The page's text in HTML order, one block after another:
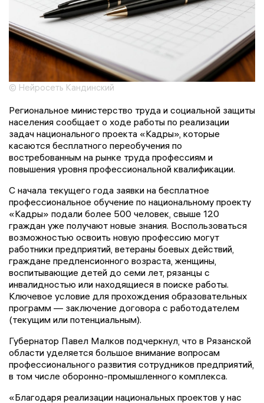
© Нейросеть Кандинский
Региональное министерство труда и социальной защиты
населения сообщает о ходе работы по реализации
задач национального проекта «Кадры», которые
касаются бесплатного переобучения по
востребованным на рынке труда профессиям и
повышения уровня профессиональной квалификации.
С начала текущего года заявки на бесплатное
профессиональное обучение по национальному проекту
«Кадры» подали более 500 человек, свыше 120
граждан уже получают новые знания. Воспользоваться
возможностью освоить новую профессию могут
работники предприятий, ветераны боевых действий,
граждане предпенсионного возраста, женщины,
воспитывающие детей до семи лет, рязанцы с
инвалидностью или находящиеся в поиске работы.
Ключевое условие для прохождения образовательных
программ — заключение договора с работодателем
(текущим или потенциальным).
Губернатор Павел Малков подчеркнул, что в Рязанской
области уделяется большое внимание вопросам
профессионального развития сотрудников предприятий,
в том числе оборонно-промышленного комплекса.
«Благодаря реализации национальных проектов у нас